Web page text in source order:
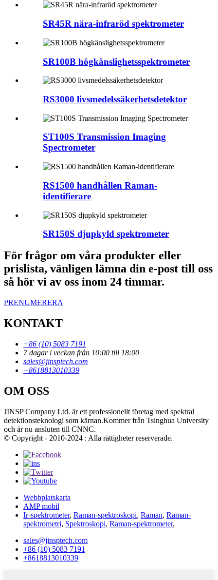
SR45R nära-infraröd spektrometer
SR100B högkänslighetsspektrometer
RS3000 livsmedelssäkerhetsdetektor
ST100S Transmission Imaging
Spectrometer
RS1500 handhållen Raman-
identifierare
SR150S djupkyld spektrometer
För frågor om våra produkter eller
prislista, vänligen lämna din e-post till oss
så hör vi av oss inom 24 timmar.
PRENUMERERA
KONTAKT
+86 (10) 5083 7191
7 dagar i veckan från 10:00 till 18:00
sales@jinsptech.com
+8618813010339
OM OSS
JINSP Company Ltd. är ett professionellt företag med spektral
detektionsteknologi som kärnan.Kommer från Tsinghua University
och är nu ansluten till CNNC.
© Copyright - 2010-2024 : Alla rättigheter reserverade.
Webbplatskarta
AMP mobil
Ir-spektrometer, Raman-spektroskopi, Raman, Raman-
spektrometri, Spektroskopi, Raman-spektrometer,
sales@jinsptech.com
+86 (10) 5083 7191
+8618813010339